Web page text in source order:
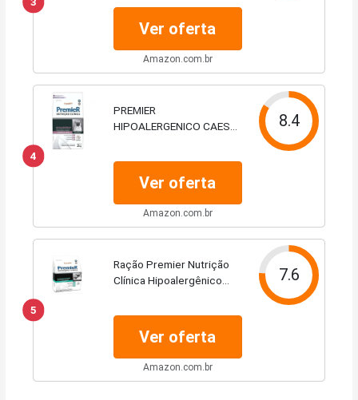
Ver oferta
Amazon.com.br
4
PREMIER
HIPOALERGENICO CAES
8.4
Ver oferta
Amazon.com.br
5
Ração Premier Nutrição
Clínica Hipoalergênico
7.6
Ver oferta
Amazon.com.br